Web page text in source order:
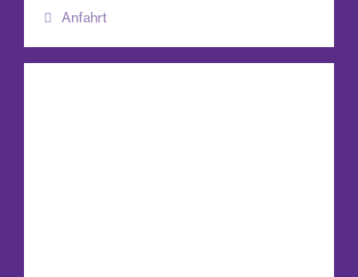
Anfahrt